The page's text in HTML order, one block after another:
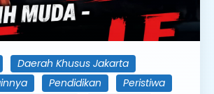
Daerah Khusus Jakarta
Pendidikan
Peristiwa